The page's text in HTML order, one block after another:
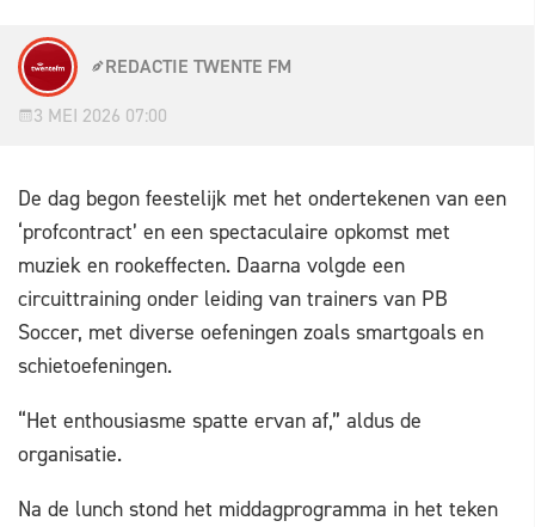
REDACTIE TWENTE FM
3 MEI 2026 07:00
De dag begon feestelijk met het ondertekenen van een
‘profcontract’ en een spectaculaire opkomst met
muziek en rookeffecten. Daarna volgde een
circuittraining onder leiding van trainers van PB
Soccer, met diverse oefeningen zoals smartgoals en
schietoefeningen.
“Het enthousiasme spatte ervan af,” aldus de
organisatie.
Na de lunch stond het middagprogramma in het teken